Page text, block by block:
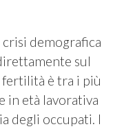
crisi demografica
sul
fertilità è tra i più
in età lavorativa
degli occupati. I